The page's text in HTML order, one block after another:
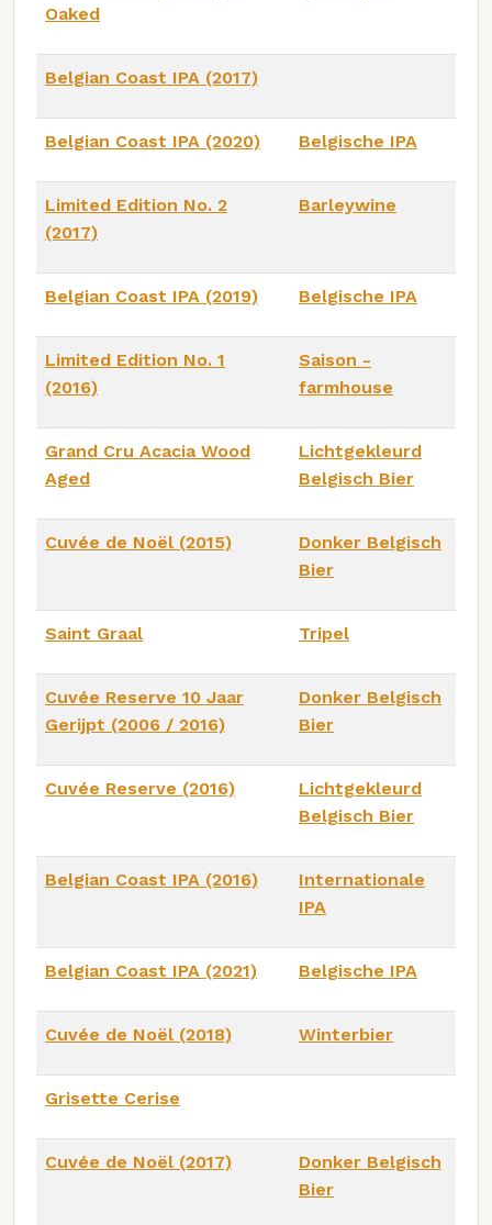
Oaked
Belgian Coast IPA (2017)
Belgian Coast IPA (2020) Belgische IPA
Limited Edition No. 2
(2017)
Barleywine
Belgian Coast IPA (2019) Belgische IPA
Limited Edition No. 1
(2016)
Saison -
farmhouse
Grand Cru Acacia Wood
Aged
Lichtgekleurd
Belgisch Bier
Cuvée de Noël (2015)
Donker Belgisch
Bier
Saint Graal Tripel
Cuvée Reserve 10 Jaar
Gerijpt (2006 / 2016)
Donker Belgisch
Bier
Cuvée Reserve (2016)
Lichtgekleurd
Belgisch Bier
Belgian Coast IPA (2016)
Internationale
IPA
Belgian Coast IPA (2021) Belgische IPA
Cuvée de Noël (2018) Winterbier
Grisette Cerise
Cuvée de Noël (2017)
Donker Belgisch
Bier